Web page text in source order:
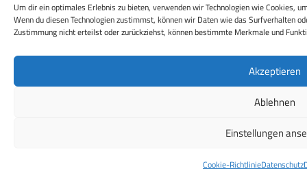
Um dir ein optimales Erlebnis zu bieten, verwenden wir Technologien wie Cookies,
Wenn du diesen Technologien zustimmst, können wir Daten wie das Surfverhalten
Zustimmung nicht erteilst oder zurückziehst, können bestimmte Merkmale und
Akzeptieren
Ablehnen
Einstellungen
Cookie-RichtlinieDatenschutz